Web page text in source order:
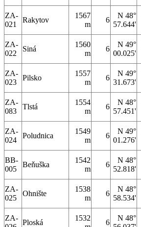
ZA-
021
Rakytov
1567
m
6
N 48°
57.644'
ZA-
022
Siná
1560
m
6
N 49°
00.025'
ZA-
023
Pilsko
1557
m
6
N 49°
31.673'
ZA-
083
Tlstá
1554
m
6
N 48°
57.451'
ZA-
024
Poludnica
1549
m
6
N 49°
01.276'
BB-
005
Beňuška
1542
m
6
N 48°
52.818'
ZA-
025
Ohnište
1538
m
6
N 48°
58.534'
ZA-
Ploská
1532
6
N 48°